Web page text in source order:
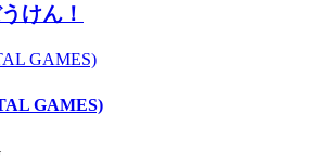
けん！
GAMES)
GAMES)